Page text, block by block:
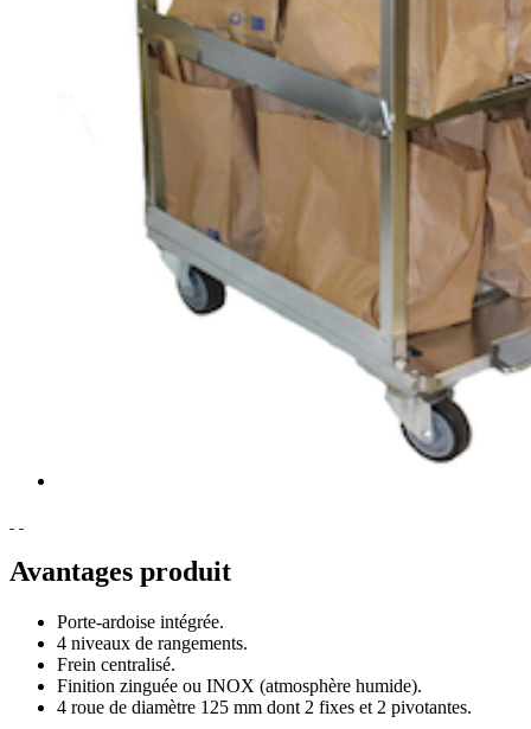
Avantages produit
Porte-ardoise intégrée.
4 niveaux de rangements.
Frein centralisé.
Finition zinguée ou INOX (atmosphère humide).
4 roue de diamètre 125 mm dont 2 fixes et 2 pivotantes.